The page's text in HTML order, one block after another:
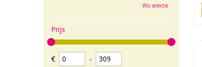
Wis selectie
Prijs
€ -